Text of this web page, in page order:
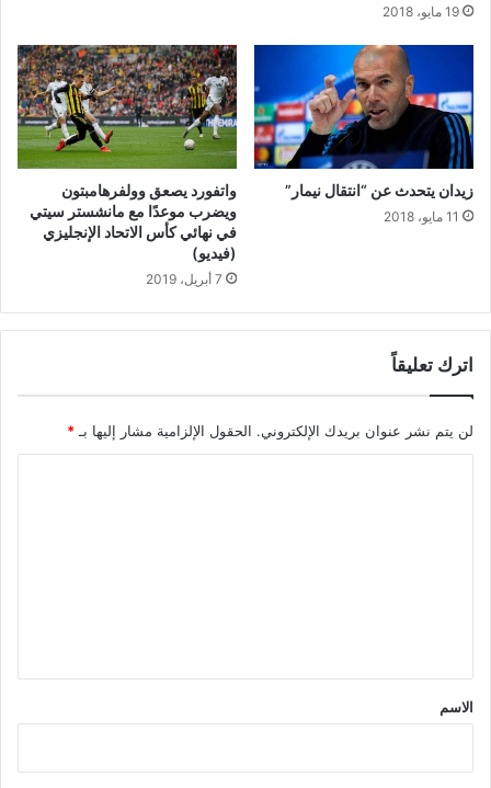
19 مايو، 2018
زيدان يتحدث عن “انتقال نيمار”
11 مايو، 2018
واتفورد يصعق وولفرهامبتون
ويضرب موعدًا مع مانشستر سيتي
في نهائي كأس الاتحاد الإنجليزي
(فيديو)
7 أبريل، 2019
اترك تعليقاً
لن يتم نشر عنوان بريدك الإلكتروني. الحقول الإلزامية مشار إليها بـ *
*
الاسم